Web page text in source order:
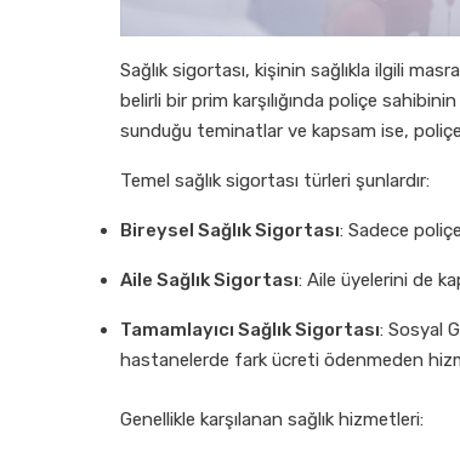
Sağlık sigortası, kişinin sağlıkla ilgili
belirli bir prim karşılığında poliçe
sunduğu teminatlar ve kapsam ise,
Temel sağlık sigortası türleri şunlardır:
Bireysel Sağlık Sigortası: Sadece
Aile Sağlık Sigortası: Aile üyelerini de
Tamamlayıcı Sağlık Sigortası: Sosyal
hastanelerde fark ücreti ödenmeden
Genellikle karşılanan sağlık hizmetleri: